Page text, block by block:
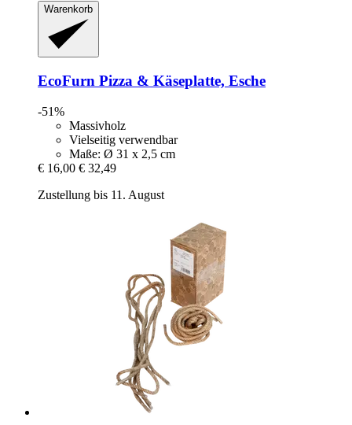
Warenkorb
EcoFurn Pizza & Käseplatte, Esche
-51%
Massivholz
Vielseitig verwendbar
Maße: Ø 31 x 2,5 cm
€ 16,00 € 32,49
Zustellung bis 11. August